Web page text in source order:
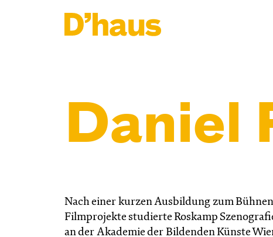
Daniel
Nach einer kurzen Ausbildung zum
Filmprojekte studierte Roskamp
an der Akademie der Bildenden Künste